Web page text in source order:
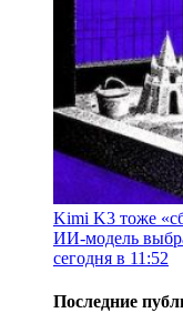
Kimi K3 тоже
ИИ-модель
сегодня в 11:52
Последние